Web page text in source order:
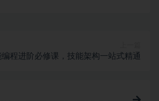
编程进阶必修课，技能架构一站式精通